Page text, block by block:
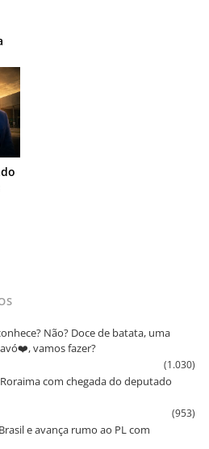
Não? Doce de batata, uma
vamos fazer?
(1.030)
com chegada do deputado
(953)
e avança rumo ao PL com